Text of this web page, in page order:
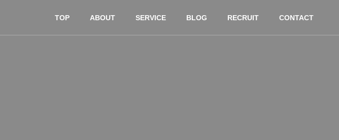
TOP ABOUT SERVICE BLOG RECRUIT CONTACT